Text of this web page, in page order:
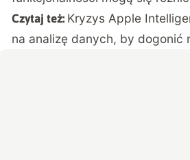
Czytaj też: Kryzys Apple
na analizę danych, by dogonić